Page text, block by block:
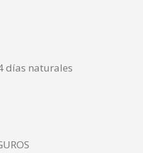
días naturales